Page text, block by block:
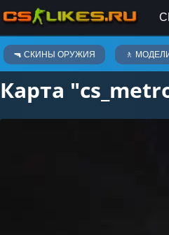
🔫 СКИНЫ ОРУЖИЯ 🚶
Карты
Карта